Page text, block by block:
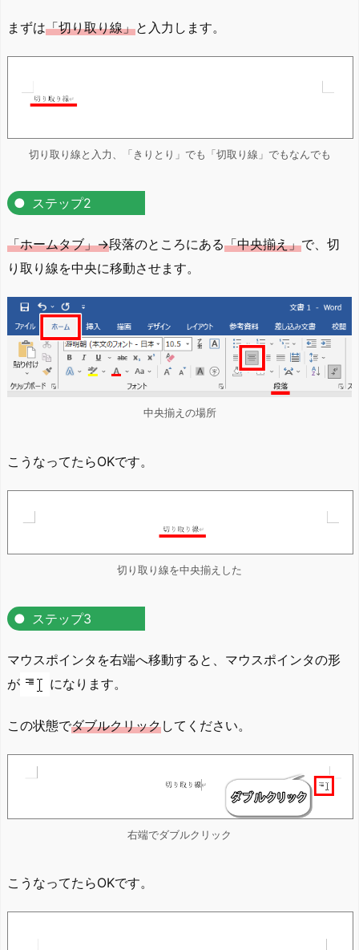
まずは「切り取り線」と入力します。
切り取り線と入力、「きりとり」でも「切取り線」でもなんでも
ステップ2
「ホームタブ」→段落のところにある「中央揃え」で、切
り取り線を中央に移動させます。
中央揃えの場所
こうなってたらOKです。
切り取り線を中央揃えした
ステップ3
マウスポインタを右端へ移動すると、マウスポインタの形
が
になります。
この状態でダブルクリックしてください。
右端でダブルクリック
こうなってたらOKです。